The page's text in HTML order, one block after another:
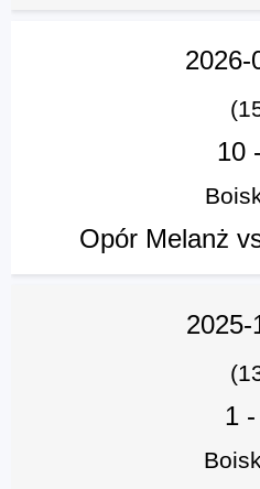
2026-
10 -
Opór Melanż
2025-
1-